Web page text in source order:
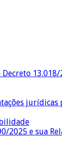
13.018/
jurídicas
e sua